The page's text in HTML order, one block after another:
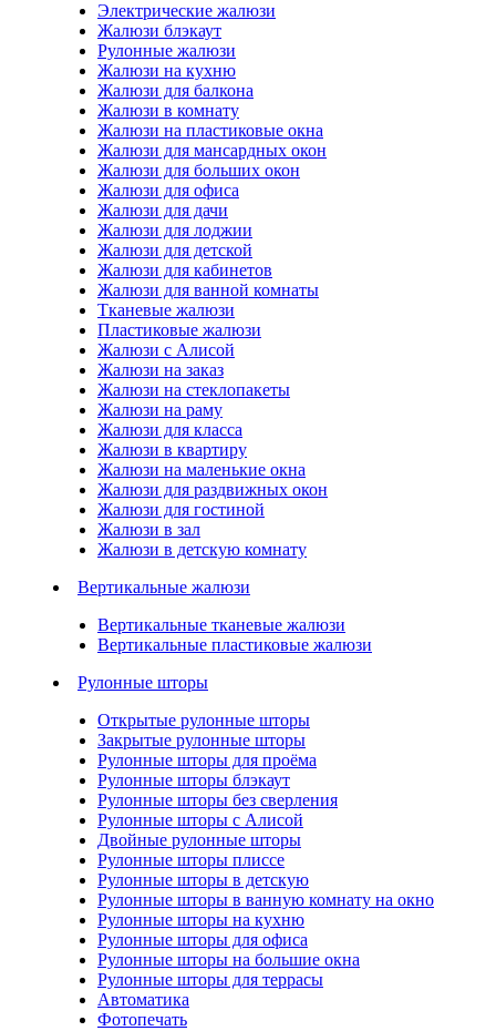
Электрические жалюзи
Жалюзи блэкаут
Рулонные жалюзи
Жалюзи на кухню
Жалюзи для балкона
Жалюзи в комнату
Жалюзи на пластиковые окна
Жалюзи для мансардных окон
Жалюзи для больших окон
Жалюзи для офиса
Жалюзи для дачи
Жалюзи для лоджии
Жалюзи для детской
Жалюзи для кабинетов
Жалюзи для ванной комнаты
Тканевые жалюзи
Пластиковые жалюзи
Жалюзи с Алисой
Жалюзи на заказ
Жалюзи на стеклопакеты
Жалюзи на раму
Жалюзи для класса
Жалюзи в квартиру
Жалюзи на маленькие окна
Жалюзи для раздвижных окон
Жалюзи для гостиной
Жалюзи в зал
Жалюзи в детскую комнату
Вертикальные жалюзи
Вертикальные тканевые жалюзи
Вертикальные пластиковые жалюзи
Рулонные шторы
Открытые рулонные шторы
Закрытые рулонные шторы
Рулонные шторы для проёма
Рулонные шторы блэкаут
Рулонные шторы без сверления
Рулонные шторы с Алисой
Двойные рулонные шторы
Рулонные шторы плиссе
Рулонные шторы в детскую
Рулонные шторы в ванную комнату на окно
Рулонные шторы на кухню
Рулонные шторы для офиса
Рулонные шторы на большие окна
Рулонные шторы для террасы
Автоматика
Фотопечать